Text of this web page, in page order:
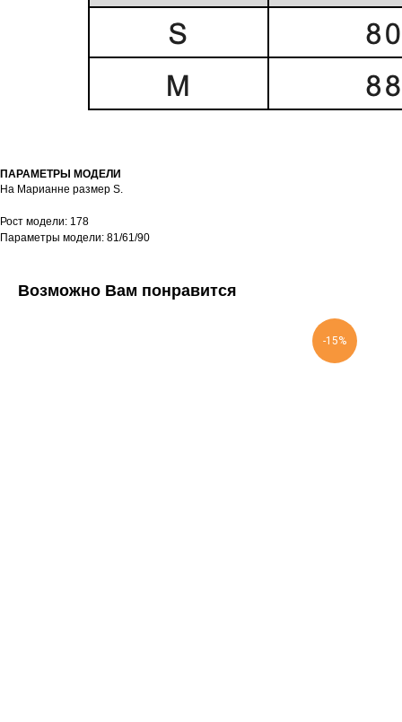
ПАРАМЕТРЫ МОДЕЛИ
На Марианне размер S.
Рост модели: 178
Параметры модели: 81/61/90
Возможно Вам понравится
-15%